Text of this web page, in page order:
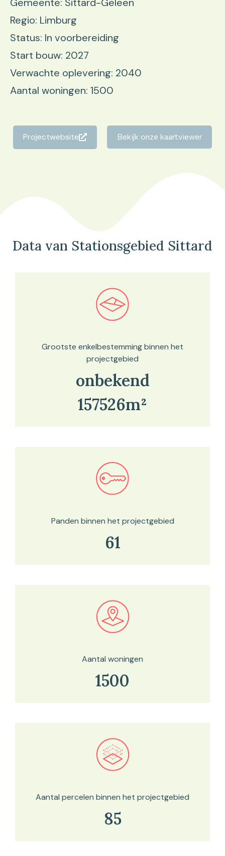
Regio: Limburg
Status: In voorbereiding
Start bouw: 2027
Verwachte oplevering: 2040
Aantal woningen: 1500
Projectwebsite Bekijk onze kaartviewer
Data van Stationsgebied Sittard
Bekijk in onze kaartviewer
Grootste enkelbestemming binnen het
projectgebied
onbekend
157526m²
Bekijk in onze kaartviewer
Panden binnen het projectgebied
61
Bekijk in onze kaartviewer
Aantal woningen
1500
Bekijk in onze kaartviewer
Aantal percelen binnen het projectgebied
85